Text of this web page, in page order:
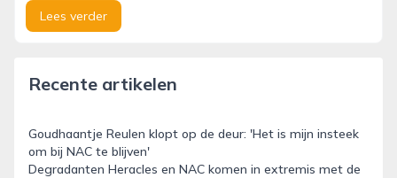
Lees verder
Recente artikelen
Goudhaantje Reulen klopt op de deur: 'Het is mijn insteek
om bij NAC te blijven'
Degradanten Heracles en NAC komen in extremis met de